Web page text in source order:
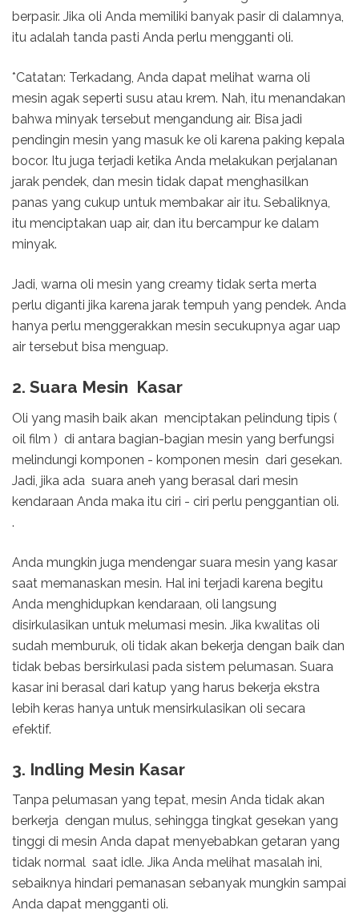
berpasir. Jika oli Anda memiliki banyak pasir di dalamnya,
itu adalah tanda pasti Anda perlu mengganti oli.
*Catatan: Terkadang, Anda dapat melihat warna oli
mesin agak seperti susu atau krem. Nah, itu menandakan
bahwa minyak tersebut mengandung air. Bisa jadi
pendingin mesin yang masuk ke oli karena paking kepala
bocor. Itu juga terjadi ketika Anda melakukan perjalanan
jarak pendek, dan mesin tidak dapat menghasilkan
panas yang cukup untuk membakar air itu. Sebaliknya,
itu menciptakan uap air, dan itu bercampur ke dalam
minyak.
Jadi, warna oli mesin yang creamy tidak serta merta
perlu diganti jika karena jarak tempuh yang pendek. Anda
hanya perlu menggerakkan mesin secukupnya agar uap
air tersebut bisa menguap.
2. Suara Mesin Kasar
Oli yang masih baik akan menciptakan pelindung tipis (
oil film ) di antara bagian-bagian mesin yang berfungsi
melindungi komponen - komponen mesin dari gesekan.
Jadi, jika ada suara aneh yang berasal dari mesin
kendaraan Anda maka itu ciri - ciri perlu penggantian oli.
.
Anda mungkin juga mendengar suara mesin yang kasar
saat memanaskan mesin. Hal ini terjadi karena begitu
Anda menghidupkan kendaraan, oli langsung
disirkulasikan untuk melumasi mesin. Jika kwalitas oli
sudah memburuk, oli tidak akan bekerja dengan baik dan
tidak bebas bersirkulasi pada sistem pelumasan. Suara
kasar ini berasal dari katup yang harus bekerja ekstra
lebih keras hanya untuk mensirkulasikan oli secara
efektif.
3. Indling Mesin Kasar
Tanpa pelumasan yang tepat, mesin Anda tidak akan
berkerja dengan mulus, sehingga tingkat gesekan yang
tinggi di mesin Anda dapat menyebabkan getaran yang
tidak normal saat idle. Jika Anda melihat masalah ini,
sebaiknya hindari pemanasan sebanyak mungkin sampai
Anda dapat mengganti oli.